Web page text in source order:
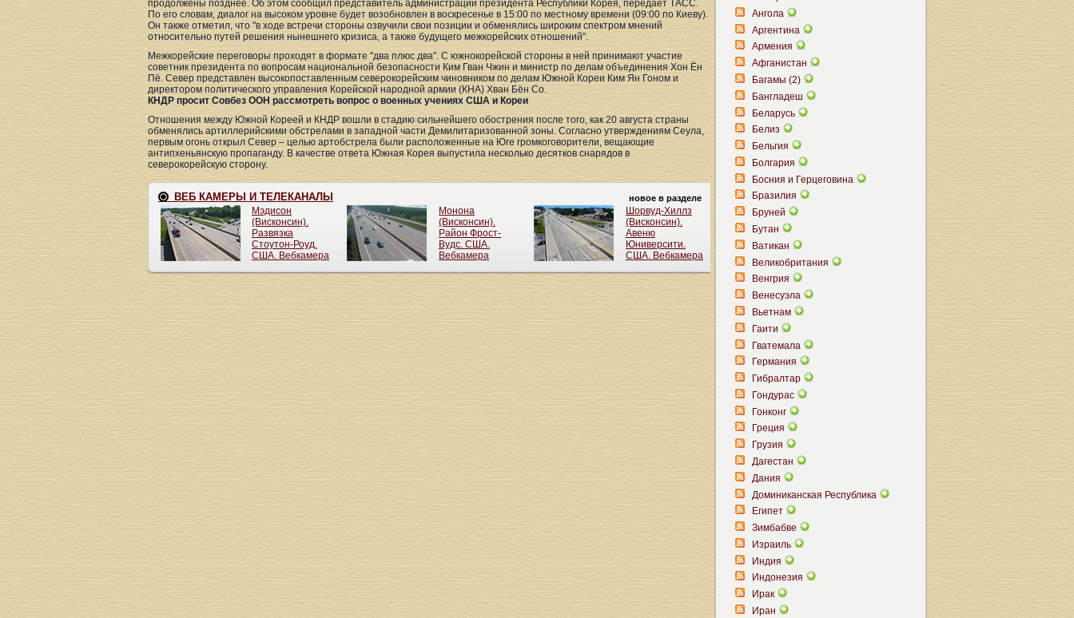
продолжены позднее. Об этом сообщил представитель администрации президента Республики Корея, передает ТАСС.
По его словам, диалог на высоком уровне будет возобновлен в воскресенье в 15:00 по местному времени (09:00 по Киеву).
Он также отметил, что "в ходе встречи стороны озвучили свои позиции и обменялись широким спектром мнений
относительно путей решения нынешнего кризиса, а также будущего межкорейских отношений".
Межкорейские переговоры проходят в формате "два плюс два". С южнокорейской стороны в ней принимают участие
советник президента по вопросам национальной безопасности Ким Гван Чжин и министр по делам объединения Хон Ён
Пё. Север представлен высокопоставленным северокорейским чиновником по делам Южной Кореи Ким Ян Гоном и
директором политического управления Корейской народной армии (КНА) Хван Бён Со.
КНДР просит Совбез ООН рассмотреть вопрос о военных учениях США и Кореи
Отношения между Южной Кореей и КНДР вошли в стадию сильнейшего обострения после того, как 20 августа страны
обменялись артиллерийскими обстрелами в западной части Демилитаризованной зоны. Согласно утверждениям Сеула,
первым огонь открыл Север – целью артобстрела были расположенные на Юге громкоговорители, вещающие
антипхеньянскую пропаганду. В качестве ответа Южная Корея выпустила несколько десятков снарядов в
северокорейскую сторону.
Ангола
Аргентина
Армения
Афганистан
Багамы (2)
Бангладеш
Беларусь
Белиз
Бельгия
Болгария
Босния и Герцеговина
Бразилия
Бруней
Бутан
Ватикан
Великобритания
Венгрия
Венесуэла
Вьетнам
Гаити
Гватемала
Германия
Гибралтар
Гондурас
Гонконг
Греция
Грузия
Дагестан
Дания
Доминиканская Республика
Египет
Зимбабве
Израиль
Индия
Индонезия
Ирак
Иран